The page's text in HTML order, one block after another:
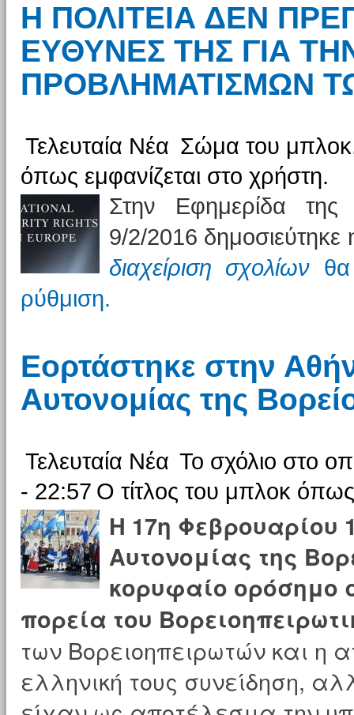
Η ΠΟΛΙΤΕΙΑ ΔΕΝ
ΕΥΘΥΝΕΣ ΤΗΣ ΓΙΑ
ΠΡΟΒΛΗΜΑΤΙΣΜΩΝ
Τελευταία Νέα Σώμα του
όπως εμφανίζεται στο χρήστη.
Στην Εφημερίδα
9/2/2016
διαχείριση σχολίων
ρύθμιση.
Εορτάστηκε στην
Αυτονομίας της
Τελευταία Νέα Το σχόλιο στο
- 22:57 Ο τίτλος του μπλοκ
Η 17η Φεβρουαρίου
Αυτονομίας της
κορυφαίο ορόσημο
πορεία του
των Βορειοηπειρωτών και η
ελληνική τους συνείδηση,